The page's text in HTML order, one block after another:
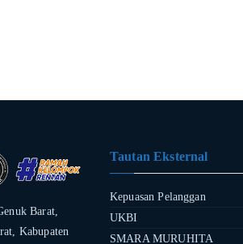
Barat,
Kabupaten
Tautan Eksternal
Kepuasan Pelanggan
UKBI
SMARA MURUHITA